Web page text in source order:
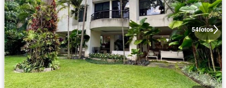
54fotos